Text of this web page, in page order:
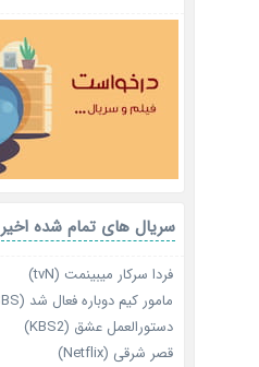
سریال های تمام شده اخیر
فردا سرکار میبینمت (tvN)
مامور کیم دوباره فعال شد (SBS)
دستورالعمل عشق (KBS2)
قصر شرقی (Netflix)